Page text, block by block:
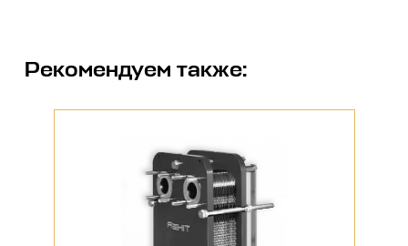
Рекомендуем также: